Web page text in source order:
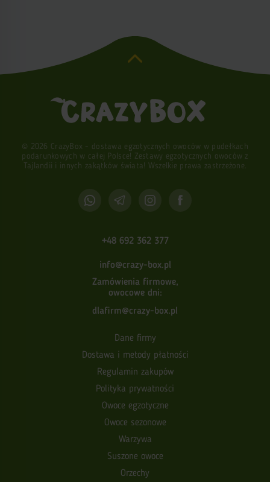
© 2026 CrazyBox - dostawa egzotycznych owoców w pudełkach
podarunkowych w całej Polsce! Zestawy egzotycznych owoców z
Tajlandii i innych zakątków świata! Wszelkie prawa zastrzeżone.
+48 692 362 377
info@crazy-box.pl
Zamówienia firmowe,
owocowe dni:
dlafirm@crazy-box.pl
Dane firmy
Dostawa i metody płatności
Regulamin zakupów
Polityka prywatności
Owoce egzotyczne
Owoce sezonowe
Warzywa
Suszone owoce
Orzechy